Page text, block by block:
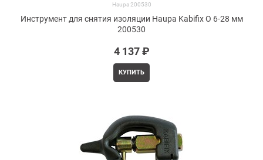
Haupa 200530
Инструмент для снятия изоляции Haupa Kabifix O 6-28 мм
200530
4 137 ₽
КУПИТЬ